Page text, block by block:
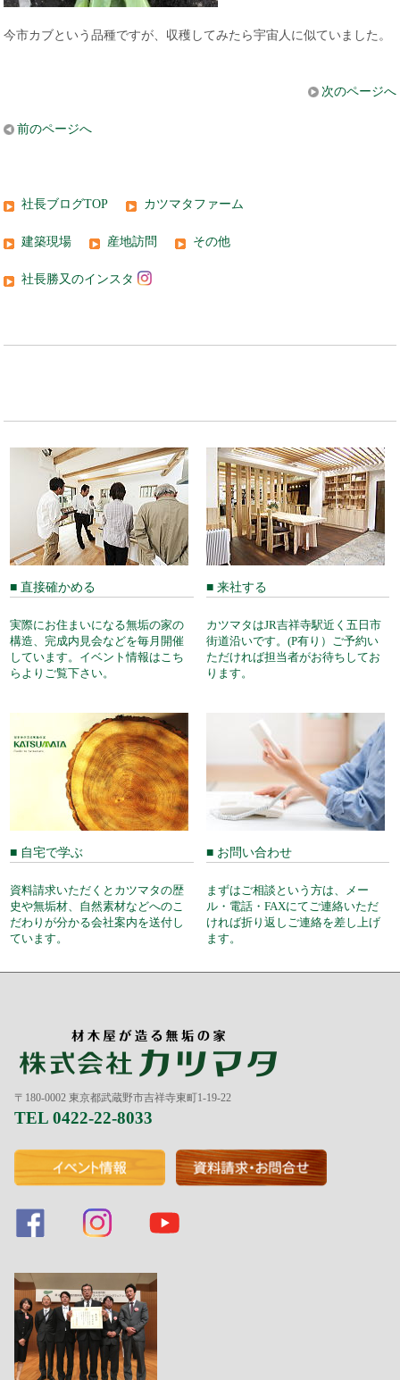
今市カブという品種ですが、収穫してみたら宇宙人に似ていました。
次のページへ
前のページへ
社長ブログTOP カツマタファーム
建築現場 産地訪問 その他
社長勝又のインスタ
■ 直接確かめる
実際にお住まいになる無垢の家の
構造、完成内見会などを毎月開催
しています。イベント情報はこち
らよりご覧下さい。
■ 来社する
カツマタはJR吉祥寺駅近く五日市
街道沿いです。(P有り）ご予約い
ただければ担当者がお待ちしてお
ります。
■ 自宅で学ぶ
資料請求いただくとカツマタの歴
史や無垢材、自然素材などへのこ
だわりが分かる会社案内を送付し
ています。
■ お問い合わせ
まずはご相談という方は、メー
ル・電話・FAXにてご連絡いただ
ければ折り返しご連絡を差し上げ
ます。
〒180-0002 東京都武蔵野市吉祥寺東町1-19-22
TEL 0422-22-8033